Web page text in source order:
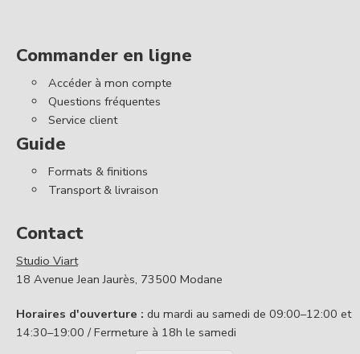
Commander en ligne
Accéder à mon compte
Questions fréquentes
Service client
Guide
Formats & finitions
Transport & livraison
Contact
Studio Viart
18 Avenue Jean Jaurès, 73500 Modane
Horaires d'ouverture : du mardi au samedi de 09:00–12:00 et
14:30–19:00 / Fermeture à 18h le samedi